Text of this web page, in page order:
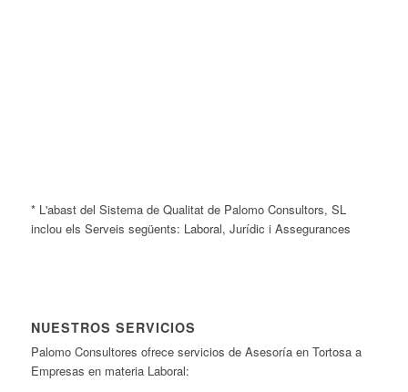
* L'abast del Sistema de Qualitat de Palomo Consultors, SL
inclou els Serveis següents: Laboral, Jurídic i Assegurances
NUESTROS SERVICIOS
Palomo Consultores ofrece servicios de Asesoría en Tortosa a
Empresas en materia Laboral: